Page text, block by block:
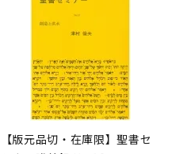
【版元品切・在庫限】聖書セ